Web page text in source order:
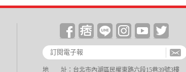
地 址：台北市內湖區民權東路六段15巷39號3樓